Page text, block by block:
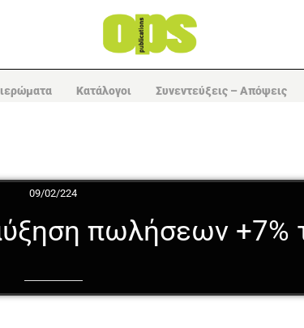
Κατάλογοι Συνεντεύξεις – Απόψεις
09/02/224
πωλήσεων +7%